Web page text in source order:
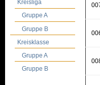
Kreisliga
Gruppe A
Gruppe B
Kreisklasse
Gruppe A
Gruppe B